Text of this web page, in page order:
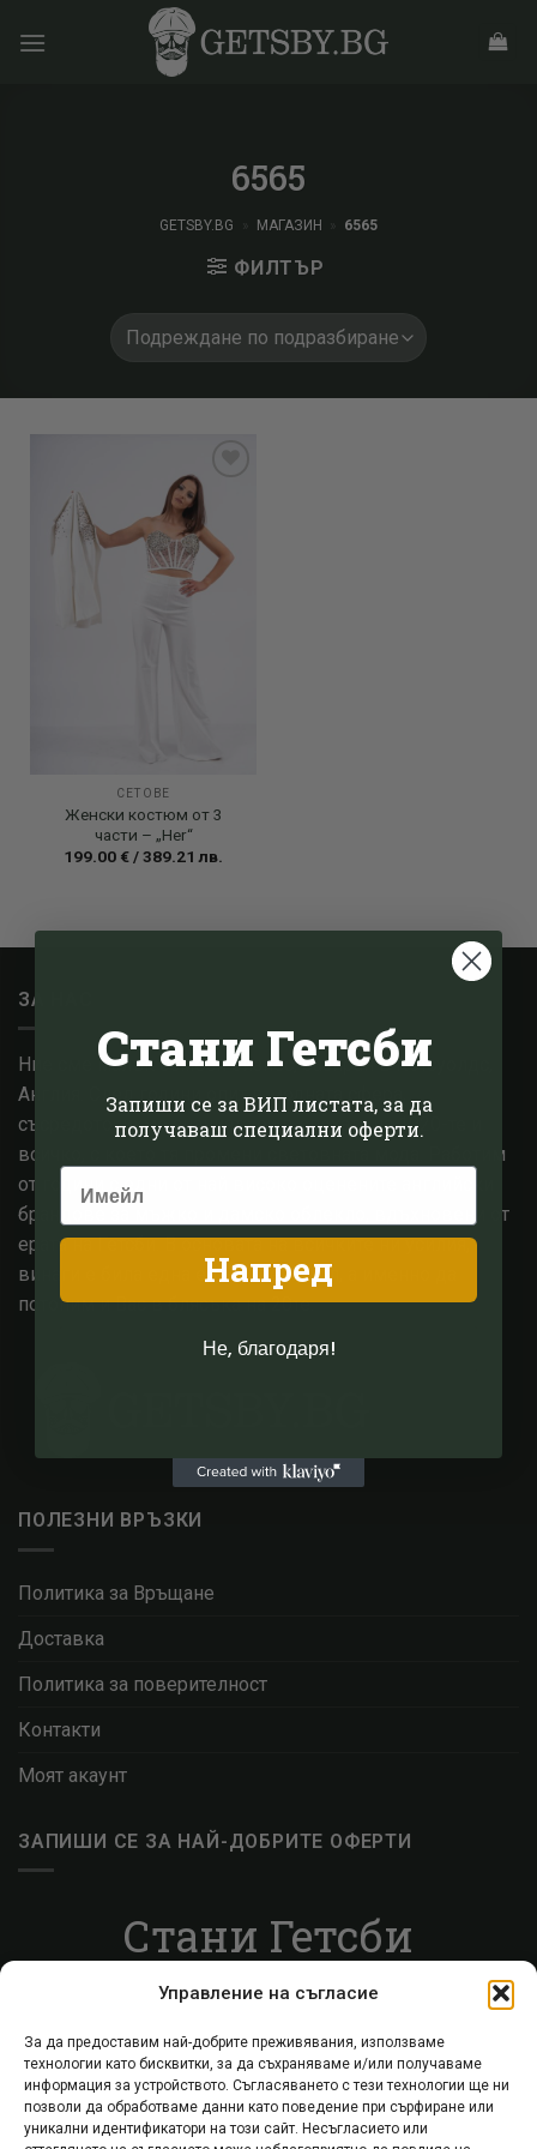
Управление на съгласие
За да предоставим най-добрите преживявания, използваме
технологии като бисквитки, за да съхраняваме и/или получаваме
информация за устройството. Съгласяването с тези технологии ще ни
позволи да обработваме данни като поведение при сърфиране или
уникални идентификатори на този сайт. Несъгласието или
6565
GETSBY.BG МАГАЗИН 6565
ФИЛТЪР
Add to
wishlist
СЕТОВЕ
Женски костюм от 3
части – „Her“
199.00 €/389.21лв.
ЗА НАС
Ние сме малък семеен бизнес, базиран в Котсуолдс,
Англия. След години опит в модната сфера,
съсредоточихме знанията си в епохата на 1920-те и
всичко, с което тя промени световната мода. Работим
от години с едни от най високо оценените английски
брандове за мъжко и дамско облекло, вдъхновени от
ерата на Гетсби. В основата на всичките ни усилия,
винаги е била една единствена цел, а именно да
потопим и Вас в блясъка на 20те.
ПОЛЕЗНИ ВРЪЗКИ
Политика за Връщане
Доставка
Политика за поверителност
Контакти
Моят акаунт
ЗАПИШИ СЕ ЗА НАЙ-ДОБРИТЕ ОФЕРТИ
Стани Гетсби
Запиши се за ВИП листата, за да получаваш
Запиши се
Стани Гетсби
Запиши се за ВИП листата, за да
получаваш специални оферти.
Напред
Не, благодаря!